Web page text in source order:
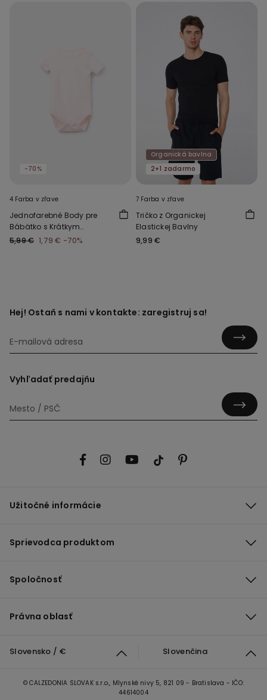
-70%
4 Farba v zľave
Jednofarebné Body pre
Bábätko s Krátkym
Rukávom zo 100 % Bavlny
5,99 € 1,79 € -70%
Organická bavlna
2+1 zadarmo
7 Farba v zľave
Tričko z Organickej
Elastickej Bavlny
9,99 €
Hej! Ostaň s nami v kontakte: zaregistruj sa!
Vyhľadať predajňu
Užitočné informácie
Sprievodca produktom
Spoločnosť
Právna oblasť
Slovensko / € Slovenčina
© CALZEDONIA SLOVAK s.r.o., Mlynské nivy 5, 821 09 - Bratislava - IČO:
44614004